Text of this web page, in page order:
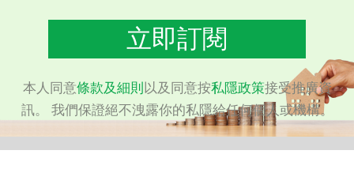
立即訂閱
本人同意條款及細則 以及同意按私隱政策接受推廣資
訊。 我們保證絕不洩露你的私隱給任何個人或機構。